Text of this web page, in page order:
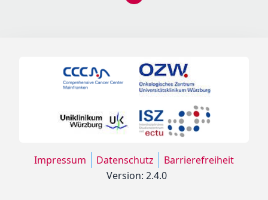
Impressum Datenschutz
Barrierefreiheit
Version: 2.4.0